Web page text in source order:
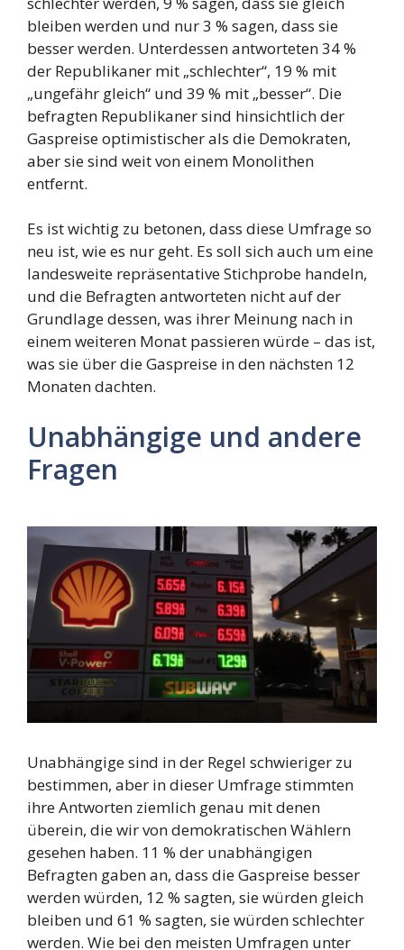
bleiben werden und nur 3 % sagen, dass sie
besser werden. Unterdessen antworteten 34 %
der Republikaner mit „schlechter“, 19 % mit
„ungefähr gleich“ und 39 % mit „besser“. Die
befragten Republikaner sind hinsichtlich der
Gaspreise optimistischer als die Demokraten,
aber sie sind weit von einem Monolithen
entfernt.
Es ist wichtig zu betonen, dass diese Umfrage so
neu ist, wie es nur geht. Es soll sich auch um eine
landesweite repräsentative Stichprobe handeln,
und die Befragten antworteten nicht auf der
Grundlage dessen, was ihrer Meinung nach in
einem weiteren Monat passieren würde – das ist,
was sie über die Gaspreise in den nächsten 12
Monaten dachten.
Unabhängige und andere
Fragen
Unabhängige sind in der Regel schwieriger zu
bestimmen, aber in dieser Umfrage stimmten
ihre Antworten ziemlich genau mit denen
überein, die wir von demokratischen Wählern
gesehen haben. 11 % der unabhängigen
Befragten gaben an, dass die Gaspreise besser
werden würden, 12 % sagten, sie würden gleich
bleiben und 61 % sagten, sie würden schlechter
werden. Wie bei den meisten Umfragen unter